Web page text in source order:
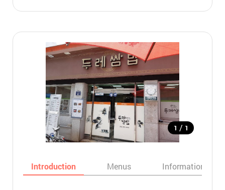
1 / 1
Introduction Menus Informations